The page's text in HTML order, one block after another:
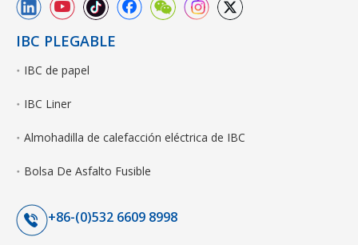
IBC PLEGABLE
IBC de papel
IBC Liner
Almohadilla de calefacción eléctrica de IBC
Bolsa De Asfalto Fusible
+86-(0)532 6609 8998